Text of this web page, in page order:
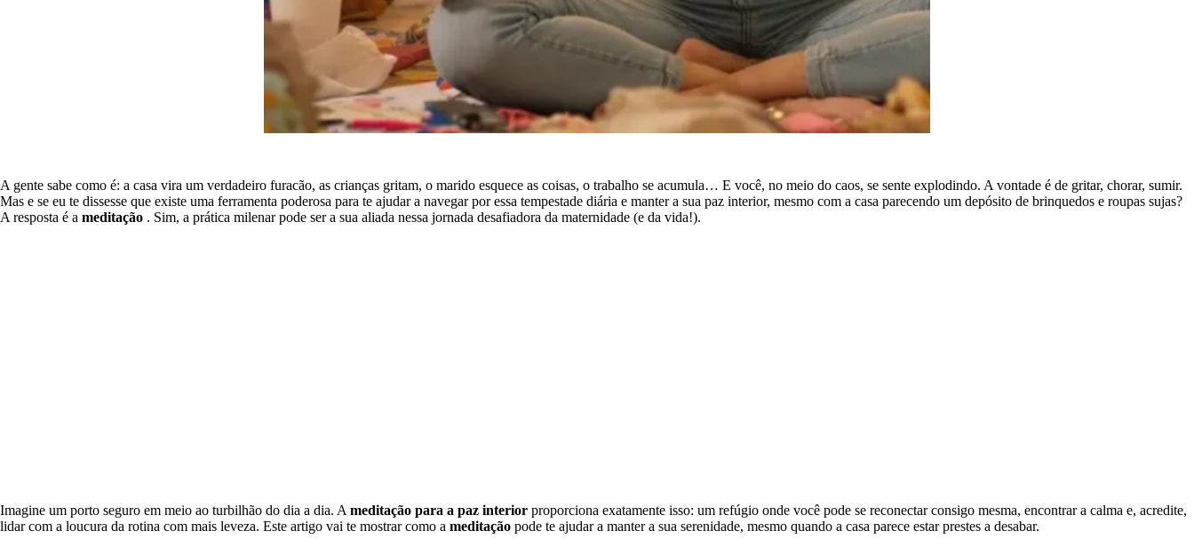
A gente sabe como é: a casa vira um verdadeiro furacão, as crianças gritam, o marido esquece as coisas, o trabalho se acumula… E você, no meio do caos, se sente explodindo. A vontade é de gritar, chorar, sumir.
Mas e se eu te dissesse que existe uma ferramenta poderosa para te ajudar a navegar por essa tempestade diária e manter a sua paz interior, mesmo com a casa parecendo um depósito de brinquedos e roupas sujas?
A resposta é a meditação . Sim, a prática milenar pode ser a sua aliada nessa jornada desafiadora da maternidade (e da vida!).
Imagine um porto seguro em meio ao turbilhão do dia a dia. A meditação para a paz interior proporciona exatamente isso: um refúgio onde você pode se reconectar consigo mesma, encontrar a calma e, acredite,
lidar com a loucura da rotina com mais leveza. Este artigo vai te mostrar como a meditação pode te ajudar a manter a sua serenidade, mesmo quando a casa parece estar prestes a desabar.